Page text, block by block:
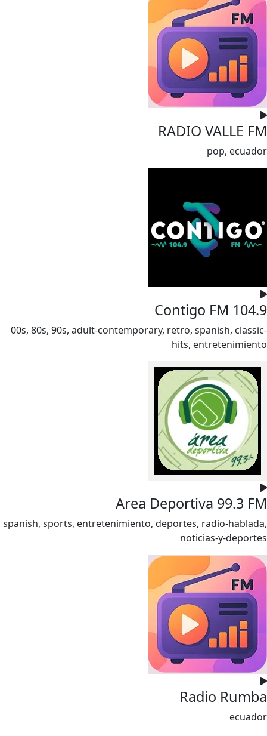
RADIO VALLE FM
pop, ecuador
Contigo FM 104.9
00s, 80s, 90s, adult-contemporary, retro, spanish, classic-
hits, entretenimiento
Area Deportiva 99.3 FM
spanish, sports, entretenimiento, deportes, radio-hablada,
noticias-y-deportes
Radio Rumba
ecuador